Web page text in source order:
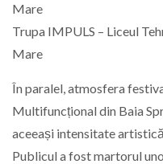
Mare
Trupa IMPULS – Liceul
Mare
În paralel, atmosfera
Multifuncțional din Baia
aceeași intensitate
Publicul a fost martorul